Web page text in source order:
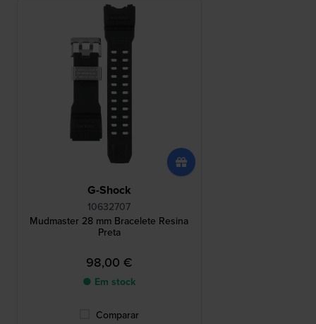
G-Shock
10632707
Mudmaster 28 mm Bracelete Resina
Preta
98,00 €
● Em stock
Comparar